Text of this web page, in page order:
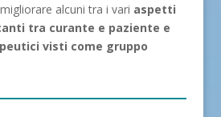
alcuni tra i vari aspetti
tra curante e paziente e
visti come gruppo